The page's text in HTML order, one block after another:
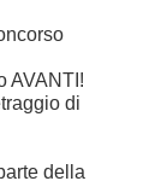
AVANTI!
di
della